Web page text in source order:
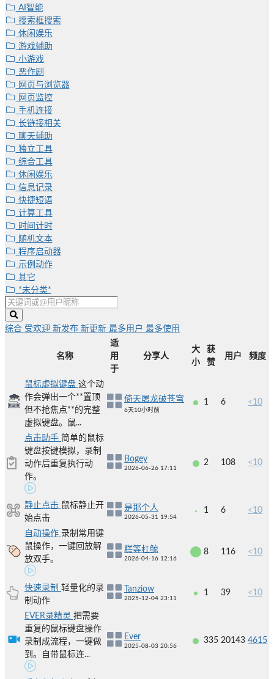
AI智能
搜索框搜索
休闲娱乐
游戏辅助
小游戏
恶作剧
网页与浏览器
网页监控
手机连接
长链接相关
聊天辅助
独立工具
综合工具
休闲娱乐
信息记录
快捷短语
计算工具
时间计时
随机文本
程序启动器
示例动作
其它
*未分类*
综合 受欢迎 新发布 新更新 最多用户 最多使用
名称
适
用
于
分享人
大
小
获
赞
用户 频度
鼠标虚拟键盘 这个动
作会弹出一个**置顶
但不抢焦点**的完整
虚拟键盘。鼠...
倚天屠龙破苍穹
6天10小时前
1 6 <10
点击助手 简单的鼠标
键盘按键模拟，录制
动作后重复执行动
作。
Bogey
2026-06-26 17:11
2 108 <10
静止点击 鼠标静止开
始点击
是那个人
2026-05-31 19:54
1 6 <10
自动操作 录制常用键
鼠操作，一键回放解
放双手。
糕等杠鲸
2026-04-16 12:16
8 116 <10
快速录制 轻量化的录
制动作
Tanziow
2025-12-04 23:11
1 39 <10
EVER录精灵 把需要
重复的鼠标键盘操作
录制成流程，一键做
到。自带鼠标连...
Ever
2025-08-03 20:56
335 20143 4615